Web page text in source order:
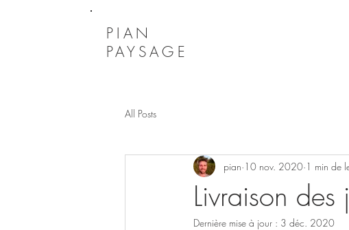
PIAN
PAYSAGE
All Posts
Livraison
pian 10 nov. 2020 1 min de
Dernière mise à jour : 3 déc. 2020